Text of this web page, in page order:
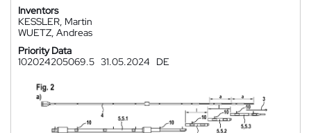
Inventors
KESSLER, Martin
WUETZ, Andreas
Priority Data
102024205069.5 31.05.2024 DE